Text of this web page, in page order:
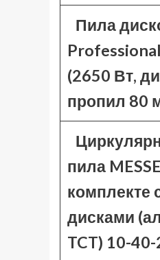
Пила
(2650 Вт,
пропил 80
пила
комплекте
дисками
TCT) 10-